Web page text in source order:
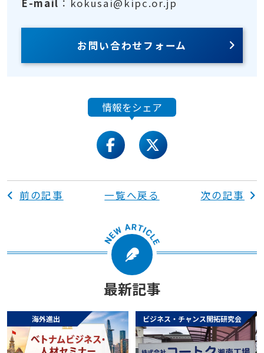
E-mail ：kokusai@kipc.or.jp
お問い合わせフォーム
情報をシェア
facebooktwitter
前の記事 一覧へ戻る 次の記事
最新記事
海外進出 ビジネス・チャンス開拓研究会